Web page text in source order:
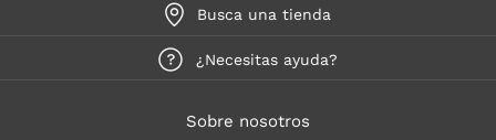
Busca una tienda
¿Necesitas ayuda?
Sobre nosotros